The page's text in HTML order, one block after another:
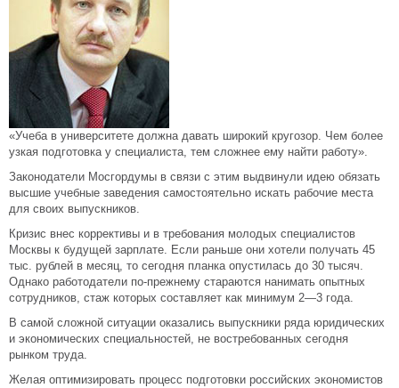
«Учеба в университете должна давать широкий кругозор. Чем более
узкая подготовка у специалиста, тем сложнее ему найти работу».
Законодатели Мосгордумы в связи с этим выдвинули идею обязать
высшие учебные заведения самостоятельно искать рабочие места
для своих выпускников.
Кризис внес коррективы и в требования молодых специалистов
Москвы к будущей зарплате. Если раньше они хотели получать 45
тыс. рублей в месяц, то сегодня планка опустилась до 30 тысяч.
Однако работодатели по-прежнему стараются нанимать опытных
сотрудников, стаж которых составляет как минимум 2—3 года.
В самой сложной ситуации оказались выпускники ряда юридических
и экономических специальностей, не востребованных сегодня
рынком труда.
Желая оптимизировать процесс подготовки российских экономистов